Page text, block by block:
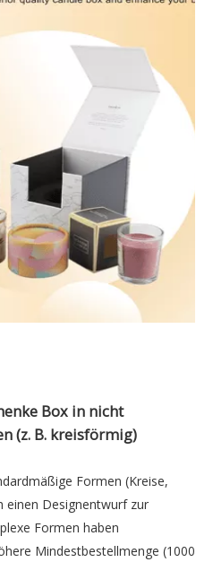
Box in nicht
(z. B. kreisförmig)
Formen (Kreise,
einen Designentwurf zur
Formen haben
Mindestbestellmenge (1000